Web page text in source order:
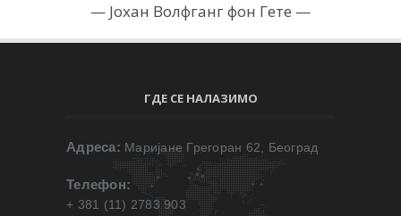
Јохан Волфганг фон Гете
ГДЕ СЕ НАЛАЗИМО
Адреса: Маријане Грегоран 62, Београд
Телефон:
+ 381 (11) 2783 903